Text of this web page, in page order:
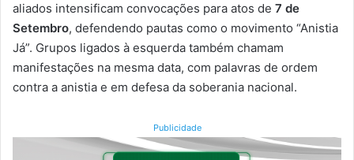
aliados intensificam convocações para atos de 7 de
Setembro, defendendo pautas como o movimento “Anistia
Já”. Grupos ligados à esquerda também chamam
manifestações na mesma data, com palavras de ordem
contra a anistia e em defesa da soberania nacional.
Publicidade